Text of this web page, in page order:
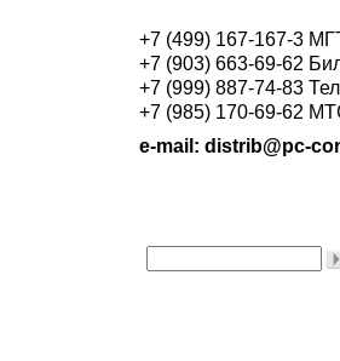
+7 (499) 167-167-3
+7 (903) 663-69-62
+7 (999) 887-74-83
+7 (985) 170-69-62
e-mail: distrib@pc-